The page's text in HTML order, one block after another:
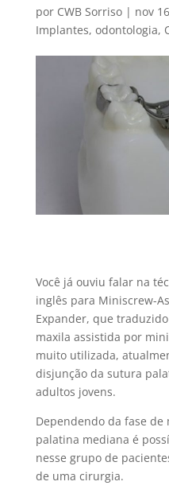
por CWB Sorriso| nov
Implantes, odontologia,
Você já ouviu falar na
inglês para Miniscrew-
Expander, que
maxila assistida por
muito utilizada,
disjunção da sutura
adultos jovens.
Dependendo da fase
palatina mediana é
nesse grupo de
de uma cirurgia.